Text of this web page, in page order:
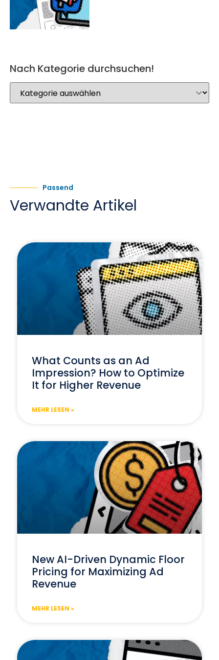
Nach Kategorie durchsuchen!
Passend
Verwandte Artikel
What Counts as an Ad
Impression? How to Optimize
It for Higher Revenue
MEHR LESEN »
New AI-Driven Dynamic Floor
Pricing for Maximizing Ad
Revenue
MEHR LESEN »